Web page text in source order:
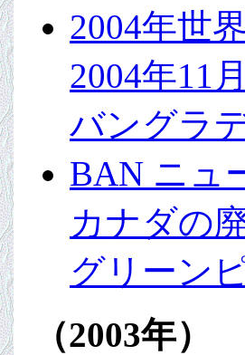
2004年世
2004年11
バングラ
BAN ニュ
カナダの
グリーン
（2003年）